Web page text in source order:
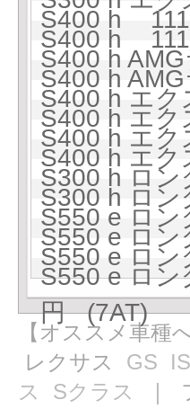
S400 h
S400 h
S400 h
S400 h
S400 h エ
S400 h エ
S400 h エ
S400 h エ
S300 h ロ
S300 h ロ
S550 e ロ
S550 e ロ
S550 e ロ
S550 e ロ
円 (7AT)
【オススメ車種
レクサス GS IS
ス
Sクラス ｜